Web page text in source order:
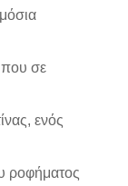
σε
ενός
ροφήματος